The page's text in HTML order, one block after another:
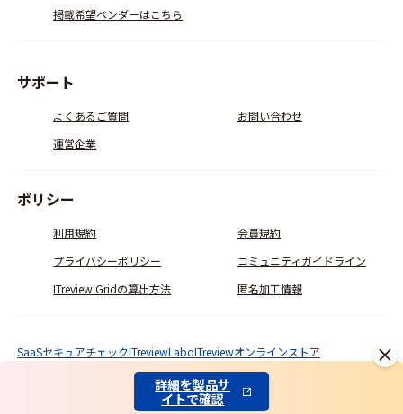
詳細を製品サ
イトで確認
掲載希望ベンダーはこちら
サポート
よくあるご質問
お問い合わせ
運営企業
ポリシー
利用規約
会員規約
プライバシーポリシー
コミュニティガイドライン
ITreview Gridの算出方法
匿名加工情報
© ITcrowd Corp. All Rights Reserved.
SaaSセキュアチェックITreviewLaboITreviewオンラインストア